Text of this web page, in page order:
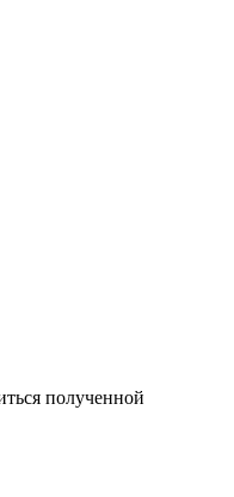
полученной